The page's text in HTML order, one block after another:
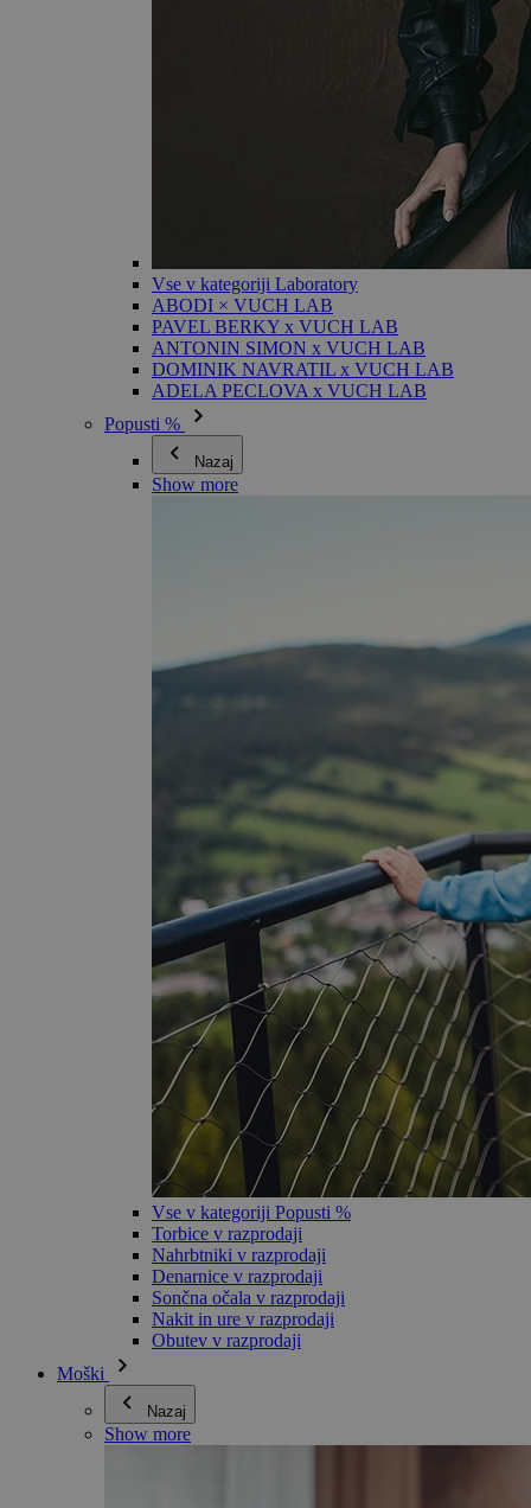
Vse v kategoriji Laboratory
ABODI × VUCH LAB
PAVEL BERKY x VUCH LAB
ANTONIN SIMON x VUCH LAB
DOMINIK NAVRATIL x VUCH LAB
ADELA PECLOVA x VUCH LAB
Popusti %
Nazaj
Show more
Vse v kategoriji Popusti %
Torbice v razprodaji
Nahrbtniki v razprodaji
Denarnice v razprodaji
Sončna očala v razprodaji
Nakit in ure v razprodaji
Obutev v razprodaji
Moški
Nazaj
Show more